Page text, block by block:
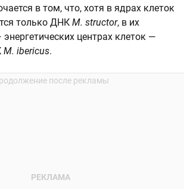
в том, что, хотя в ядрах клеток
только ДНК M. structor, в их
центрах клеток —
M. ibericus.